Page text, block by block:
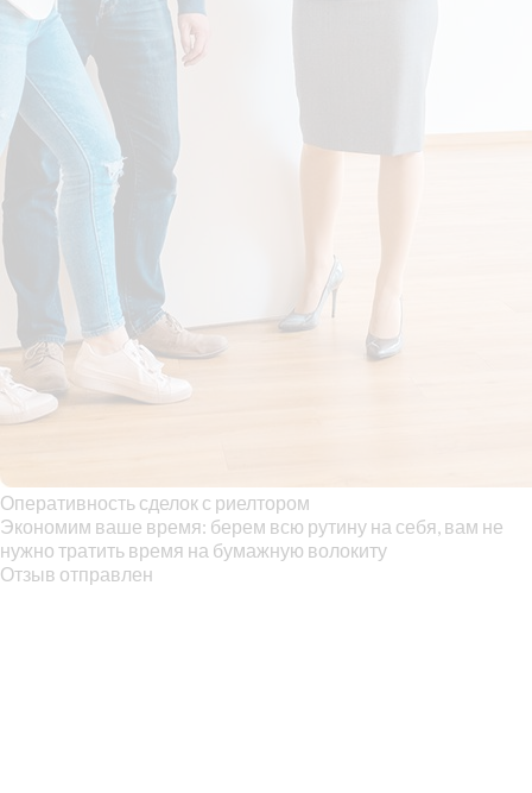
Оперативность сделок с риелтором
Экономим ваше время: берем всю рутину на себя, вам не
нужно тратить время на бумажную волокиту
Отзыв отправлен